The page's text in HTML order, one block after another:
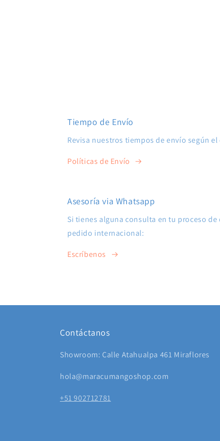
Tiempo de Envío
Revisa nuestros tiempos de envío según
Políticas de Envío
Asesoría via Whatsapp
Si tienes alguna consulta en tu proceso de
pedido internacional:
Escríbenos
Contáctanos
Showroom: Calle Atahualpa 461 Miraflores
hola@maracumangoshop.com
+51 902712781